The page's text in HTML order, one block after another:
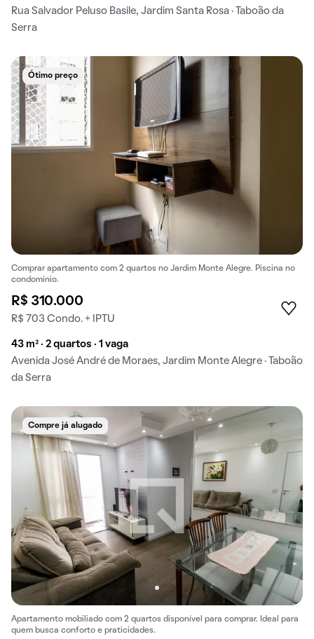
Rua Salvador Peluso Basile, Jardim Santa Rosa · Taboão da
Serra
Ótimo preço
Comprar apartamento com 2 quartos no Jardim Monte Alegre. Piscina no
condomínio.
R$ 310.000
R$ 703 Condo. + IPTU
43 m² · 2 quartos · 1 vaga
Avenida José André de Moraes, Jardim Monte Alegre · Taboão
da Serra
Compre já alugado
Apartamento mobiliado com 2 quartos disponível para comprar. Ideal para
quem busca conforto e praticidades.